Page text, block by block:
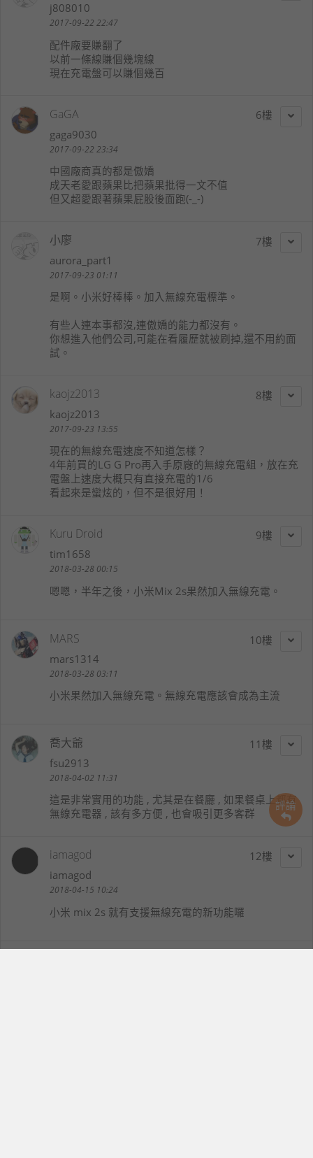
評論
j808010
2017-09-22 22:47
配件廠要賺翻了
以前一條線賺個幾塊線
現在充電盤可以賺個幾百
6
GaGA
gaga9030
2017-09-22 23:34
中國廠商真的都是傲嬌
成天老愛跟蘋果比把蘋果批得一文不值
但又超愛跟著蘋果屁股後面跑(-_-)
7
小廖
aurora_part1
2017-09-23 01:11
是啊。小米好棒棒。加入無線充電標準。
有些人連本事都沒,連傲嬌的能力都沒有。
你想進入他們公司,可能在看履歷就被刷掉,還不用約面
試。
8
kaojz2013
kaojz2013
2017-09-23 13:55
現在的無線充電速度不知道怎樣？
4年前買的LG G Pro再入手原廠的無線充電組，放在充
電盤上速度大概只有直接充電的1/6
看起來是蠻炫的，但不是很好用！
9
Kuru Droid
tim1658
2018-03-28 00:15
嗯嗯，半年之後，小米Mix 2s果然加入無線充電。
10
MARS
mars1314
2018-03-28 03:11
小米果然加入無線充電。無線充電應該會成為主流
11
喬大爺
fsu2913
2018-04-02 11:31
這是非常實用的功能 , 尤其是在餐廳 , 如果餐桌上都有
無線充電器 , 該有多方便 , 也會吸引更多客群
12
iamagod
iamagod
2018-04-15 10:24
小米 mix 2s 就有支援無線充電的新功能囉